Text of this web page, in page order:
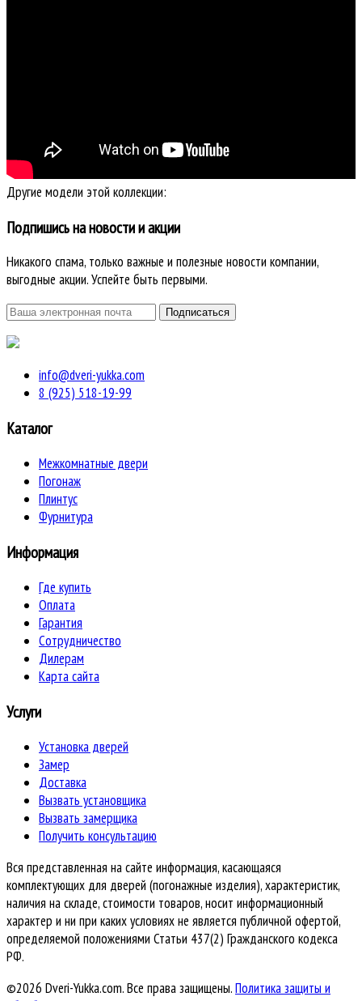
Другие модели этой коллекции:
Подпишись на новости и акции
Никакого спама, только важные и полезные новости компании,
выгодные акции. Успейте быть первыми.
info@dveri-yukka.com
8 (925) 518-19-99
Каталог
Межкомнатные двери
Погонаж
Плинтус
Фурнитура
Информация
Где купить
Оплата
Гарантия
Сотрудничество
Дилерам
Карта сайта
Услуги
Установка дверей
Замер
Доставка
Вызвать установщика
Вызвать замерщика
Получить консультацию
Вся представленная на сайте информация, касающаяся
комплектующих для дверей (погонажные изделия), характеристик,
наличия на складе, стоимости товаров, носит информационный
характер и ни при каких условиях не является публичной офертой,
определяемой положениями Статьи 437(2) Гражданского кодекса
РФ.
©2026 Dveri-Yukka.com. Все права защищены.Политика защиты и